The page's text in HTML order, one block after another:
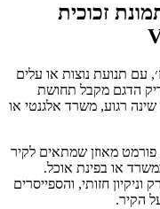
זכוכית
עם תנועת נוצות או עלים
הדגם מקבל תחושת
שינה רגוע, משרד אלגנטי או
רחב 2:1, פורמט מאוזן שמתאים לקיר
או בפינת אוכל.
חזותי, והספייסרים
הקיר.